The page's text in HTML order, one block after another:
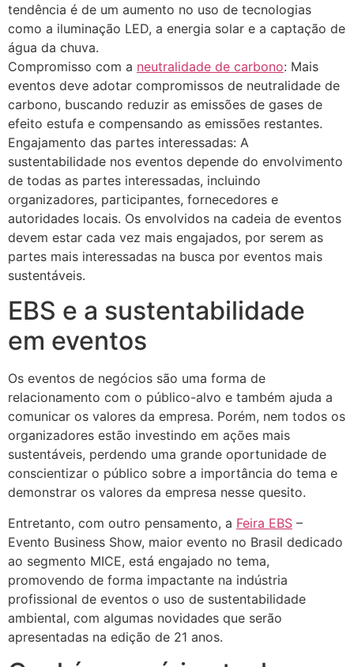
tendência é de um aumento no uso de tecnologias
como a iluminação LED, a energia solar e a captação de
água da chuva.
Compromisso com a neutralidade de carbono: Mais
eventos deve adotar compromissos de neutralidade de
carbono, buscando reduzir as emissões de gases de
efeito estufa e compensando as emissões restantes.
Engajamento das partes interessadas: A
sustentabilidade nos eventos depende do envolvimento
de todas as partes interessadas, incluindo
organizadores, participantes, fornecedores e
autoridades locais. Os envolvidos na cadeia de eventos
devem estar cada vez mais engajados, por serem as
partes mais interessadas na busca por eventos mais
sustentáveis.
EBS e a sustentabilidade
em eventos
Os eventos de negócios são uma forma de
relacionamento com o público-alvo e também ajuda a
comunicar os valores da empresa. Porém, nem todos os
organizadores estão investindo em ações mais
sustentáveis, perdendo uma grande oportunidade de
conscientizar o público sobre a importância do tema e
demonstrar os valores da empresa nesse quesito.
Entretanto, com outro pensamento, a Feira EBS –
Evento Business Show, maior evento no Brasil dedicado
ao segmento MICE, está engajado no tema,
promovendo de forma impactante na indústria
profissional de eventos o uso de sustentabilidade
ambiental, com algumas novidades que serão
apresentadas na edição de 21 anos.